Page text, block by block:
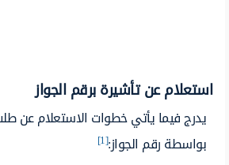
استعلام عن تأشيرة برقم الجواز
يدرج فيما يأتي خطوات الاستعلام عن
بواسطة رقم الجواز:[1]